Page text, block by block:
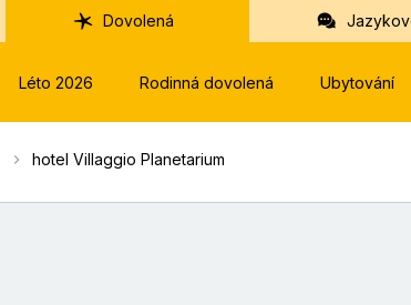
Dovolená
Léto 2026 Rodinná dovolená Ubytování
hotel Villaggio Planetarium